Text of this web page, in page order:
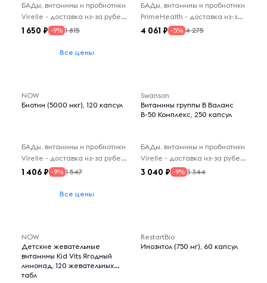
БАДы, витамины и пробиотики
Virelle - доставка из-за рубежа
1 650 -9% 1 815
Все цены
БАДы, витамины и пробиотики
PrimeHealth - доставка из-за рубежа
4 061 -5% 4 275
NOW
Биотин (5000 мкг), 120 капсул
БАДы, витамины и пробиотики
Virelle - доставка из-за рубежа
1 406 -9% 1 547
Все цены
Swanson
Витамины группы В Валанс
В-50 Комплекс, 250 капсул
БАДы, витамины и пробиотики
Virelle - доставка из-за рубежа
3 040 -9% 3 344
NOW
Детские жевательные
витамины Kid Vits Ягодный
лимонад, 120 жевательных
табл
RestartBio
Инозитол (750 мг), 60 капсул